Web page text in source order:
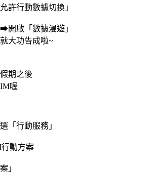
許行動數據切換」
開啟「數據漫遊」
大功告成啦~
期之後
喔
「行動服務」
動方案
」